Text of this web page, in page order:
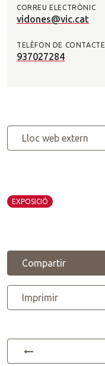
CORREU ELECTRÒNIC
vidones@vic.cat
TELÈFON DE CONTACTE
937027284
Lloc web extern
EXPOSICIÓ
Compartir
Imprimir